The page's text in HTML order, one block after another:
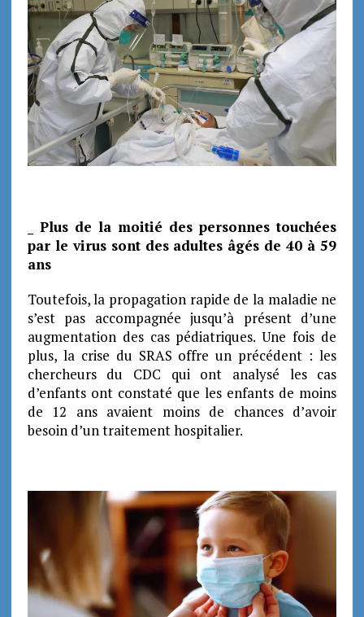
_ Plus de la moitié des personnes touchées
par le virus sont des adultes âgés de 40 à 59
ans
Toutefois, la propagation rapide de la maladie ne
s’est pas accompagnée jusqu’à présent d’une
augmentation des cas pédiatriques. Une fois de
plus, la crise du SRAS offre un précédent : les
chercheurs du CDC qui ont analysé les cas
d’enfants ont constaté que les enfants de moins
de 12 ans avaient moins de chances d’avoir
besoin d’un traitement hospitalier.